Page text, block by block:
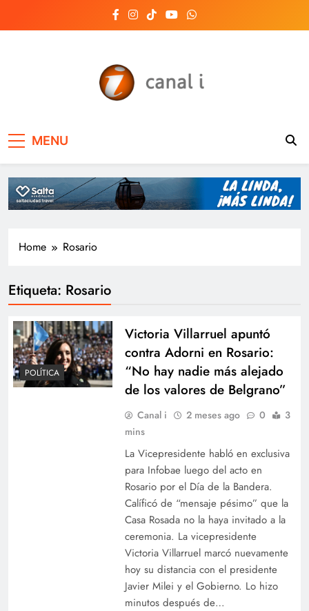
Salta, Argentina y el
mundo, las 24 horas
del día
MENU
Home Rosario
Etiqueta: Rosario
POLÍTICA
Victoria Villarruel apuntó
contra Adorni en Rosario:
“No hay nadie más alejado
de los valores de Belgrano”
Canal i 2 meses ago 0
3
mins
La Vicepresidente habló en exclusiva
para Infobae luego del acto en
Rosario por el Día de la Bandera.
Calíficó de “mensaje pésimo” que la
Casa Rosada no la haya invitado a la
ceremonia. La vicepresidente
Victoria Villarruel marcó nuevamente
hoy su distancia con el presidente
Javier Milei y el Gobierno. Lo hizo
minutos después de…